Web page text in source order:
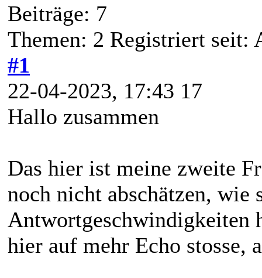
Beiträge: 7
Themen: 2 Registriert seit:
#1
22-04-2023, 17:43 17
Hallo zusammen
Das hier ist meine zweite
noch nicht abschätzen, wie
Antwortgeschwindigkeiten
hier auf mehr Echo stosse,